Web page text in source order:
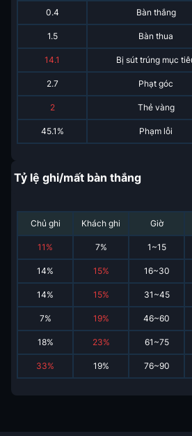
0.4 Bàn thắng
1.5 Bàn thua
14.1 Bị sút trúng mục
2.7 Phạt góc
2 Thẻ vàng
45.1% Phạm lỗi
Tỷ lệ ghi/mất bàn thắng
Chủ ghi Khách ghi Giờ
11 % 7% 1~15
14% 15% 16~30
14% 15% 31~45
7% 19% 46~60
18% 23% 61~75
33% 19% 76~90